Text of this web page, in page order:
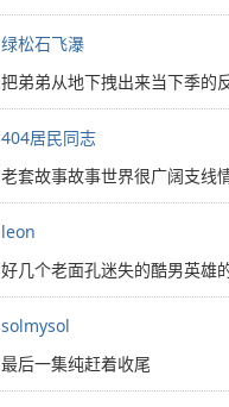
绿松石飞瀑
把弟弟从地下拽出来当下季的
404居民同志
老套故事故事世界很广阔支线
leon
好几个老面孔迷失的酷男英雄
solmysol
最后一集纯赶着收尾